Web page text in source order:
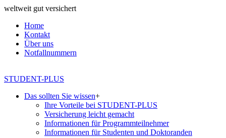
weltweit gut versichert
Home
Kontakt
Über uns
Notfallnummern
STUDENT-PLUS
Das sollten Sie wissen+
Ihre Vorteile bei STUDENT-PLUS
Versicherung leicht gemacht
Informationen für Programmteilnehmer
Informationen für Studenten und Doktoranden